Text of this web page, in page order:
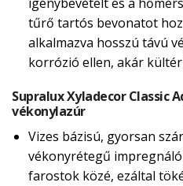
tűrő tartós bevonatot
alkalmazva hosszú távú
korrózió ellen, akár
Supralux Xyladecor Classic
vékonylazúr
Vizes bázisú, gyorsan
vékonyrétegű
farostok közé, ezáltal